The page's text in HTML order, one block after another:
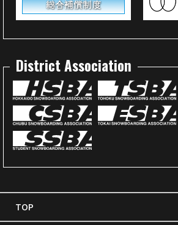
District Association
TOP